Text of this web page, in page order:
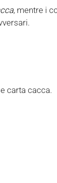
, mentre i
carta cacca.